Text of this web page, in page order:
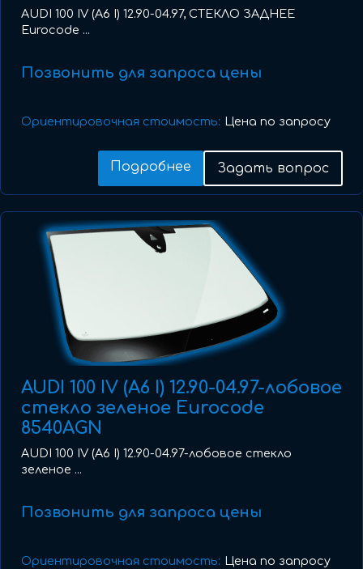
AUDI 100 IV (A6 I) 12.90-04.97, СТЕКЛО ЗАДНЕЕ
Eurocode ...
Позвонить для запроса цены
Ориентировочная стоимость: Цена по запросу
Подробнее Задать вопрос
AUDI 100 IV (A6 I) 12.90-04.97-лобовое
стекло зеленое Eurocode
8540AGN
AUDI 100 IV (A6 I) 12.90-04.97-лобовое стекло
зеленое ...
Позвонить для запроса цены
Ориентировочная стоимость: Цена по запросу